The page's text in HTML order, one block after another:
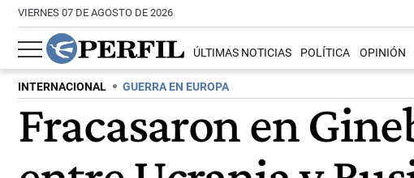
VIERNES 07 DE AGOSTO DE 2026
ÚLTIMAS NOTICIAS POLÍTICA OPINIÓN
INTERNACIONAL GUERRA EN EUROPA
Fracasaron en